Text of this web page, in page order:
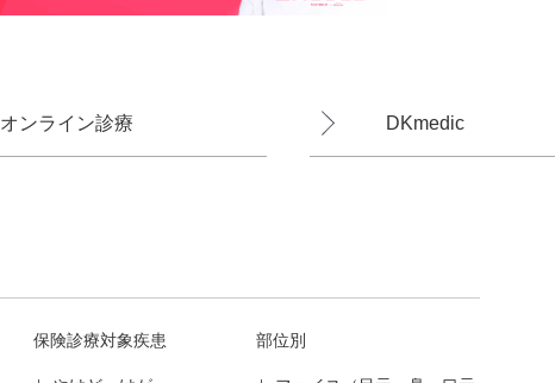
オンライン診療 DKmedic
保険診療対象疾患 部位別